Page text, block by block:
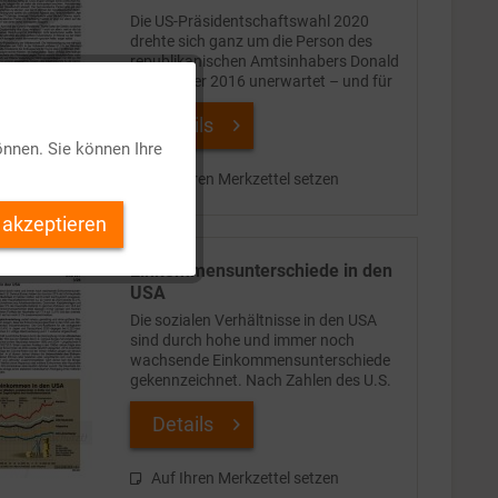
Die US-Präsidentschaftswahl 2020
drehte sich ganz um die Person des
republikanischen Amtsinhabers Donald
Trump , der 2016 unerwartet – und für
viele schockierend – die Präsidentschaft
gewonnen hatte. Trump stützte sich in
einer Hälfte...
Details
Auf Ihren Merkzettel setzen
Einkommensunterschiede in den
USA
Die sozialen Verhältnisse in den USA
sind durch hohe und immer noch
wachsende Einkommensunterschiede
gekennzeichnet. Nach Zahlen des U.S.
Census Bureau haben die obersten 20%
der US-Haushalte ihren Anteil am
Details
Auf Ihren Merkzettel setzen
Inaktiv
Inaktiv
Inaktiv
Sie können Ihre